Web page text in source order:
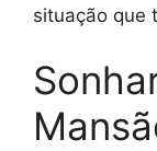
situação que